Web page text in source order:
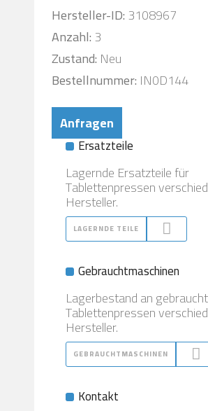
Hersteller-ID:3108967
Anzahl:3
Zustand: Neu
Bestellnummer: IN0D144
Anfragen
Ersatzteile
Lagernde Ersatzteile für
Tablettenpressen
Hersteller.
LAGERNDE TEILE
Gebrauchtmaschinen
Lagerbestand an
Tablettenpressen
Hersteller.
GEBRAUCHTMASCHINEN
Kontakt